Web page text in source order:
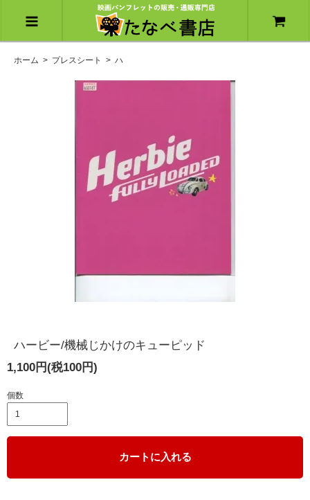
ホーム > プレスシート > ハ
ハービー/機械じかけのキューピッド
1,100円(税100円)
個数
カートに入れる